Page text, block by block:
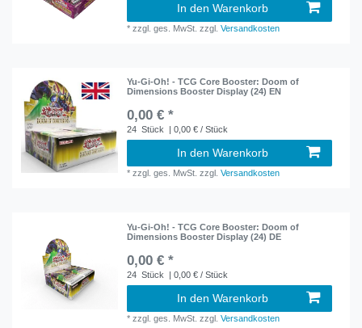
In den Warenkorb
*zzgl. ges. MwSt. zzgl.Versandkosten
Yu-Gi-Oh! - TCG Core Booster: Doom of
Dimensions Booster Display (24) EN
0,00 € *
24 Stück | 0,00 € / Stück
In den Warenkorb
*zzgl. ges. MwSt. zzgl.Versandkosten
Yu-Gi-Oh! - TCG Core Booster: Doom of
Dimensions Booster Display (24) DE
0,00 € *
24 Stück | 0,00 € / Stück
In den Warenkorb
*zzgl. ges. MwSt. zzgl.Versandkosten